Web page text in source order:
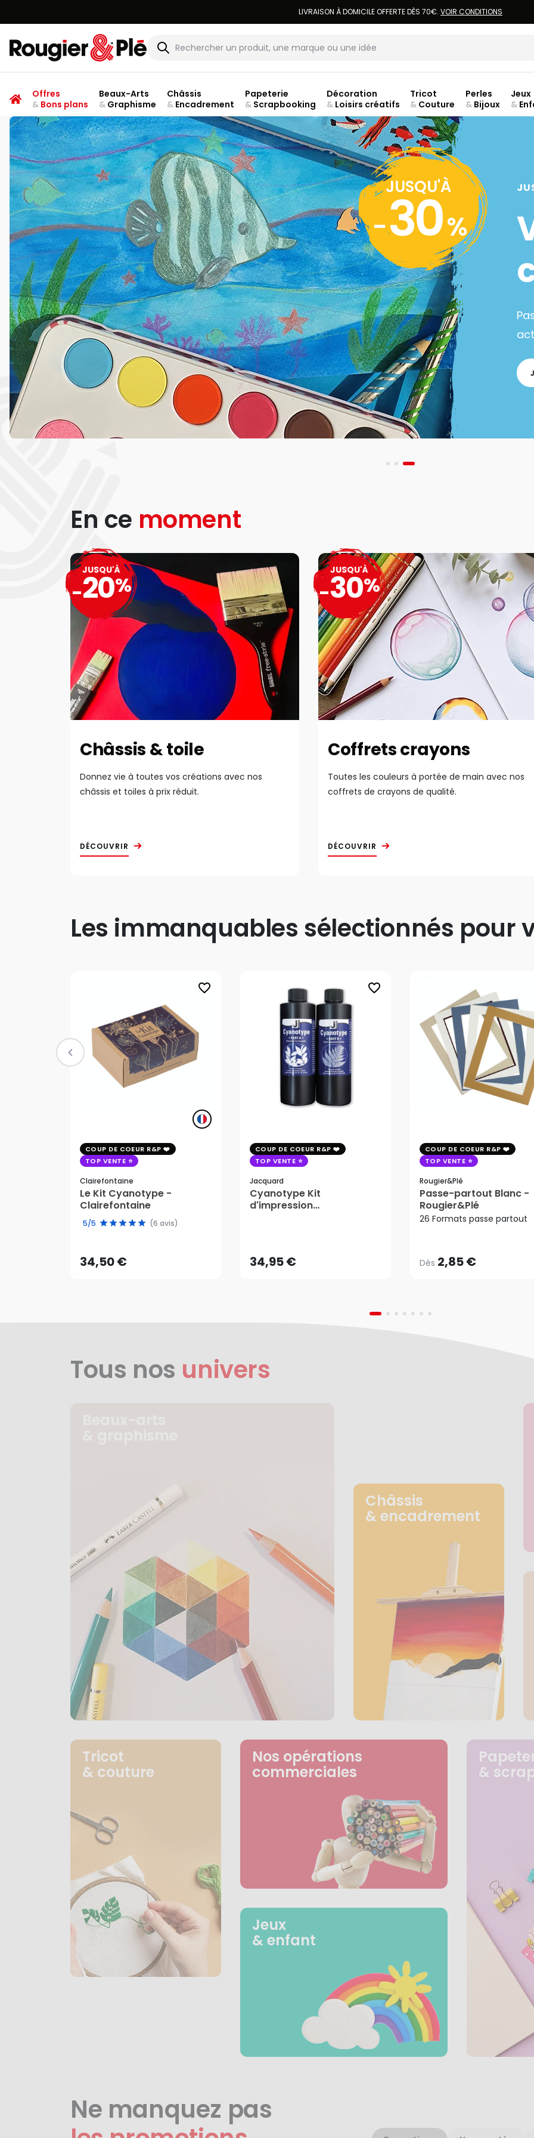
LIVRAISON À DOMICILE OFFERTE DÈS 70€. VOIR CONDITIONS
Rougier & Plé
Offres
&Bons plans
Beaux-Arts
&Graphisme
Châssis
&Encadrement
Papeterie
&Scrapbooking
Décoration
&Loisirs créatifs
Tricot
& Couture
Perles
& Bijoux
Jeux
&
JUSQU'À
-30%
En ce moment
Châssis & toile
Donnez vie à toutes vos créations avec nos
châssis et toiles à prix réduit.
DÉCOUVRIR
JUSQU'À
-20%
Coffrets crayons
Toutes les couleurs à portée de main avec nos
coffrets de crayons de qualité.
DÉCOUVRIR
JUSQU'À
-30%
Les immanquables sélectionnés pour
favorite_border
COUP DE COEUR R&P
TOP VENTE
Clairefontaine
Le Kit Cyanotype -
Clairefontaine
5/5 (6 avis)
34,50 €
34,50 €
AJOUTER AU PANIER
favorite_border
COUP DE COEUR R&P
TOP VENTE
Jacquard
Cyanotype Kit
d'impression
34,95 €AJOUTER AU PANIER
COUP DE COEUR R&P
TOP VENTE
Rougier&plé
Passe-partout Blanc -
Rougier&Plé
26 Formats passe partout
Dès 2,85 €
Dès2,85 €
Tous nos univers
Châssis
& encadrement
Tricot
& couture
Nos opérations
commerciales
Jeux
& enfant
&
Ne manquez pas